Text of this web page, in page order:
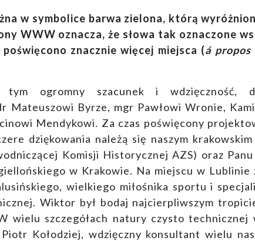
w symbolice barwa zielona, którą
WWW oznacza, że słowa tak oznaczone
znacznie więcej miejsca (á propos
tym ogromny szacunek i wdzięczność,
Mateuszowi Byrze, mgr Pawłowi Wronie,
Mendykowi. Za czas poświęcony
dziękowania należą się naszym
Komisji Historycznej AZS) oraz
w Krakowie. Na miejscu w Lublinie
wielkiego miłośnika sportu i
Wiktor był bodaj najcierpliwszym
wielu szczegółach natury czysto technicznej
Kołodziej, wdzięczny konsultant wielu